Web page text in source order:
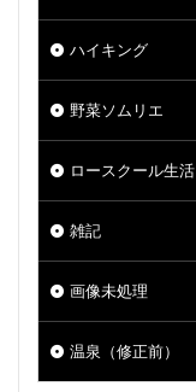
ハイキング
野菜ソムリエ
ロースクール生活
雑記
画像未処理
温泉（修正前）